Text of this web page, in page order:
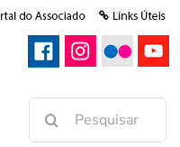
Buscar
resultados